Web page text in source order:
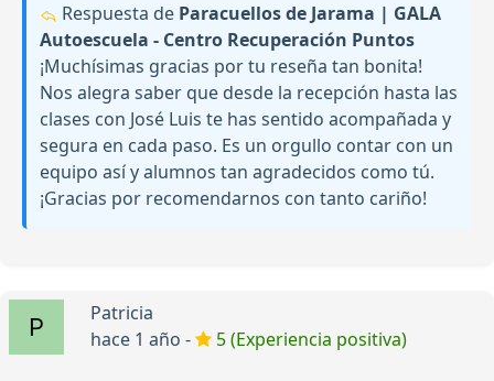
Respuesta de Paracuellos de Jarama | GALA
Autoescuela - Centro Recuperación Puntos
¡Muchísimas gracias por tu reseña tan bonita!
Nos alegra saber que desde la recepción hasta las
clases con José Luis te has sentido acompañada y
segura en cada paso. Es un orgullo contar con un
equipo así y alumnos tan agradecidos como tú.
¡Gracias por recomendarnos con tanto cariño!
Patricia
hace 1 año -
5 (Experiencia positiva)